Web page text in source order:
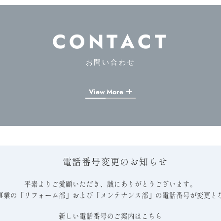
CONTACT
お問い合わせ
View More
電話番号変更のお知らせ
平素よりご愛顧いただき、誠にありがとうございます。
業の「リフォーム部」および「メンテナンス部」の電話番号が変更と
新しい電話番号のご案内はこちら